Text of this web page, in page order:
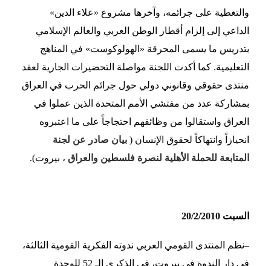
والتغطية على جرائمه، وآخرها مشروع «علاء الدين»
الداعي إلى إلزام أقطار الوطن العربي والعالم الإسلامي
بتدريس ما يسمى المحرقة «الهولوكوست» في المناهج
التعليمية. كما أكدت اللجنة مواصلة التحضيرات الجارية لعقد
منتدى حقوقي وقانوني دولي حول جرائم الحرب في العراق
بمشاركة عدد من مفتشي الأمم المتحدة الذين عملوا في
العراق واستقالوا من وظائفهم احتجاجاً على ما اعتبروه
انحيازاً وانتهاكاً لحقوق الإنسان ( بيان صادر عن لجنة
المتابعة للحملة الأهلية لنصرة فلسطين والعراق ، بيروت).
السبت 20/2/2010
–نظم المنتدى القومي العربي ندوته الفكرية القومية الثالثة،
في دار الندوة في بيروت، في الذكرى الـ 52 للوحدة